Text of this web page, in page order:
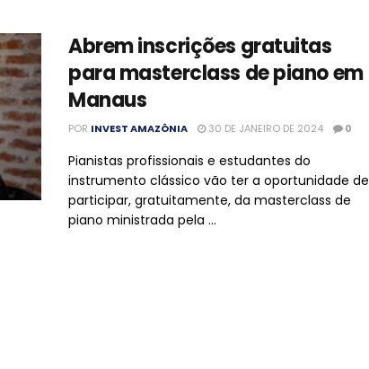
Abrem inscrições gratuitas
para masterclass de piano em
Manaus
POR INVEST AMAZÔNIA 30 DE JANEIRO DE 2024 0
Pianistas profissionais e estudantes do
instrumento clássico vão ter a oportunidade de
participar, gratuitamente, da masterclass de
piano ministrada pela ...